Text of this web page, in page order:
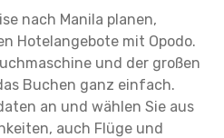
nach Manila planen,
Hotelangebote mit Opodo.
und der großen
Buchen ganz einfach.
an und wählen Sie aus
auch Flüge und